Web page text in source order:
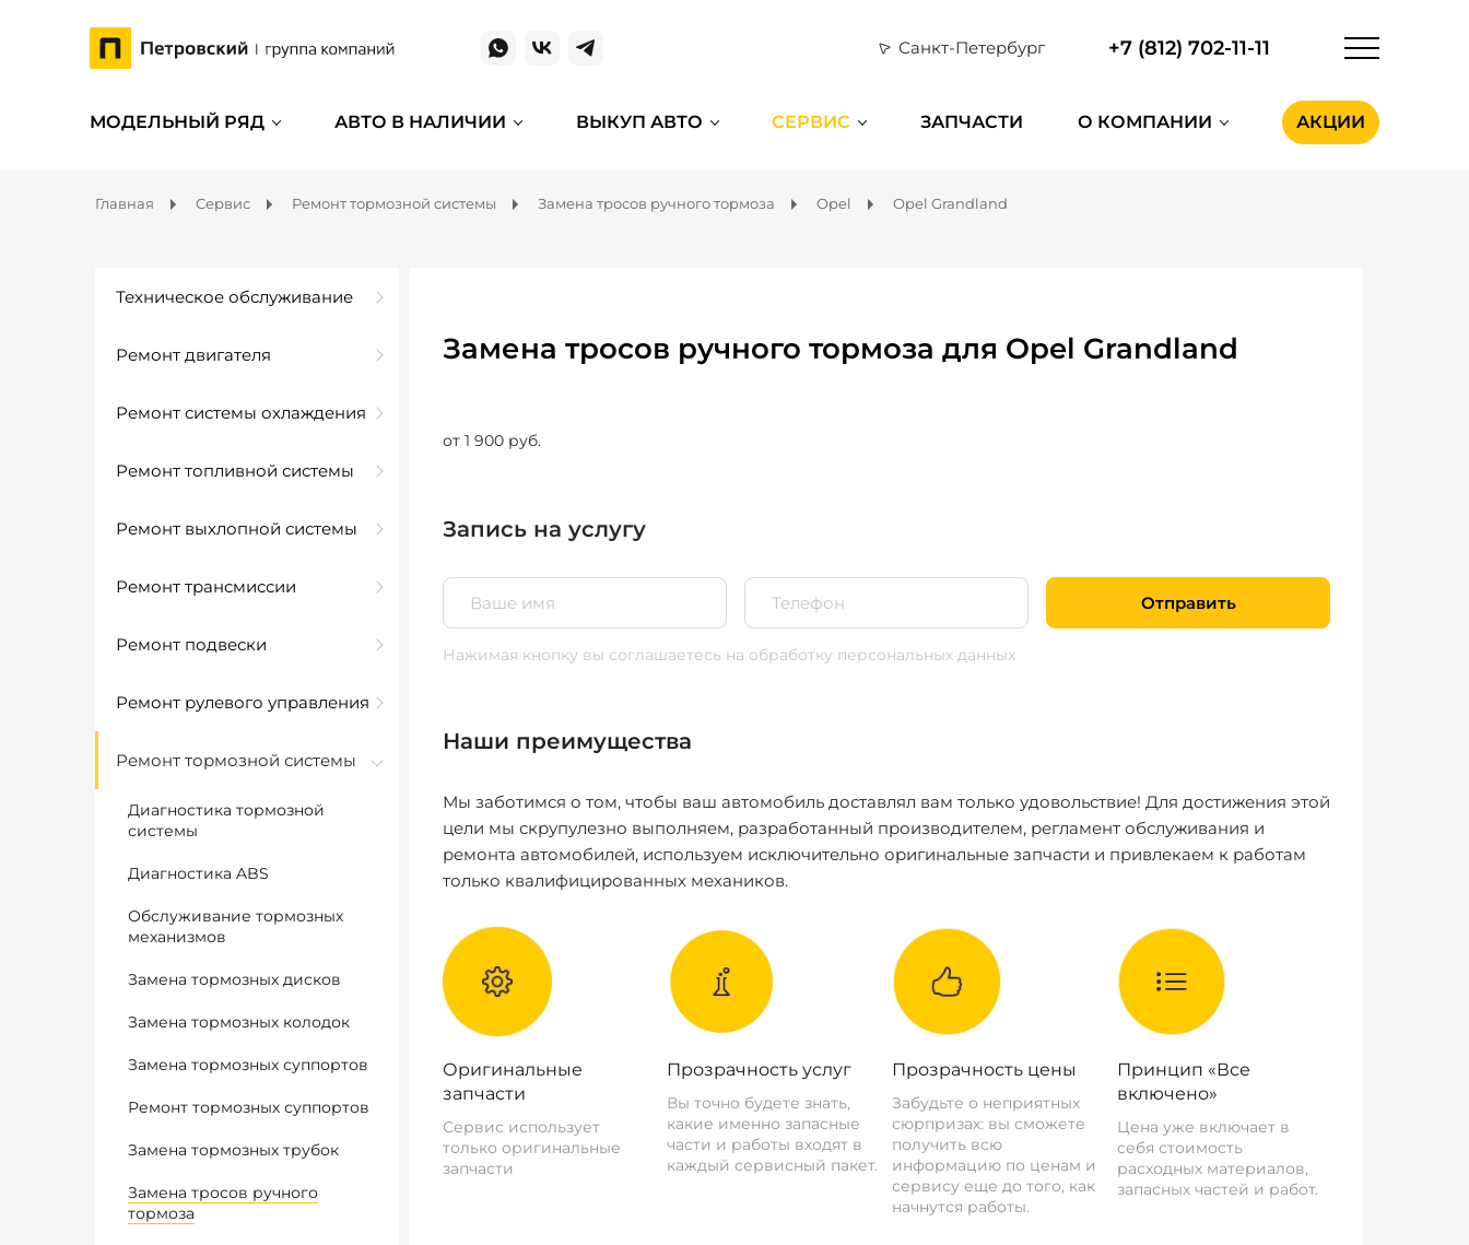
Санкт-Петербург +7 (812) 702-11-11
МОДЕЛЬНЫЙ РЯД АВТО В НАЛИЧИИ ВЫКУП АВТО СЕРВИС ЗАПЧАСТИ О КОМПАНИИ АКЦИИ
Главная Сервис Ремонт тормозной системы Замена тросов ручного тормоза Opel Opel Grandland
Техническое обслуживание
Ремонт двигателя
Ремонт системы охлаждения
Ремонт топливной системы
Ремонт выхлопной системы
Ремонт трансмиссии
Ремонт подвески
Ремонт рулевого управления
Ремонт тормозной системы
Диагностика тормозной
системы
Диагностика ABS
Обслуживание тормозных
механизмов
Замена тормозных дисков
Замена тормозных колодок
Замена тормозных суппортов
Ремонт тормозных суппортов
Замена тормозных трубок
Замена тросов ручного
тормоза
Замена тросов ручного тормоза для Opel Grandland
от 1 900 руб.
Запись на услугу
Отправить
Нажимая кнопку вы соглашаетесь на обработку персональных данных
Наши преимущества
Мы заботимся о том, чтобы ваш автомобиль доставлял вам только удовольствие! Для достижения этой
цели мы скрупулезно выполняем, разработанный производителем, регламент обслуживания и
ремонта автомобилей, используем исключительно оригинальные запчасти и привлекаем к работам
только квалифицированных механиков.
Оригинальные
запчасти
Сервис использует
только оригинальные
запчасти
Прозрачность услуг
Вы точно будете знать,
какие именно запасные
части и работы входят в
каждый сервисный пакет.
Прозрачность цены
Забудьте о неприятных
сюрпризах: вы сможете
получить всю
информацию по ценам и
сервису еще до того, как
начнутся работы.
Принцип «Все
включено»
Цена уже включает в
себя стоимость
расходных материалов,
запасных частей и работ.